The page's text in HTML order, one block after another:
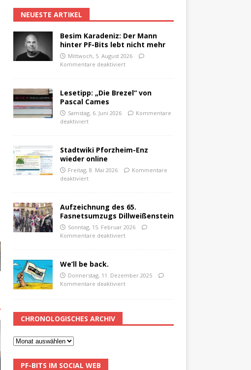
NEUESTE ARTIKEL
Besim Karadeniz: Der Mann
hinter PF-Bits lebt nicht mehr
Mittwoch, 5. August 2026
Kommentare deaktiviert
Lesetipp: „Die Brezel“ von
Pascal Cames
Samstag, 6. Juni 2026
Kommentare
deaktiviert
Stadtwiki Pforzheim-Enz
wieder online
Freitag, 8. Mai 2026
Kommentare
deaktiviert
Aufzeichnung des 65.
Fasnetsumzugs Dillweißenstein
Sonntag, 15. Februar 2026
Kommentare deaktiviert
We’ll be back.
Donnerstag, 11. Dezember 2025
Kommentare deaktiviert
CHRONOLOGISCHES ARCHIV
PF-BITS IM SOCIAL WEB